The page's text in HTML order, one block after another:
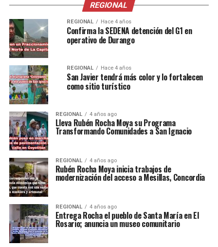
REGIONAL
REGIONAL Hace 4 años
Confirma la SEDENA detención del G1 en
operativo de Durango
REGIONAL Hace 4 años
San Javier tendrá más color y lo fortalecen
como sitio turístico
REGIONAL 4 años ago
Lleva Rubén Rocha Moya su Programa
Transformando Comunidades a San Ignacio
REGIONAL 4 años ago
Rubén Rocha Moya inicia trabajos de
modernización del acceso a Mesillas, Concordia
REGIONAL 4 años ago
Entrega Rocha el pueblo de Santa María en El
Rosario; anuncia un museo comunitario